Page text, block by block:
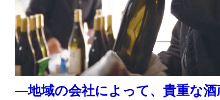
―地域の会社によって、貴重な